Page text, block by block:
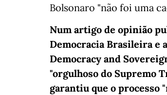
Bolsonaro "não foi uma
Num artigo de opinião
Democracia Brasileira e
Democracy and
"orgulhoso do Supremo
garantiu que o processo